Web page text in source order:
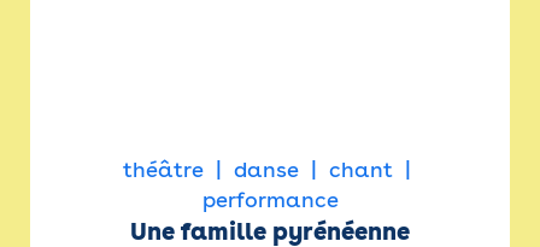
théâtre danse
chant
performance
Une famille pyrénéenne